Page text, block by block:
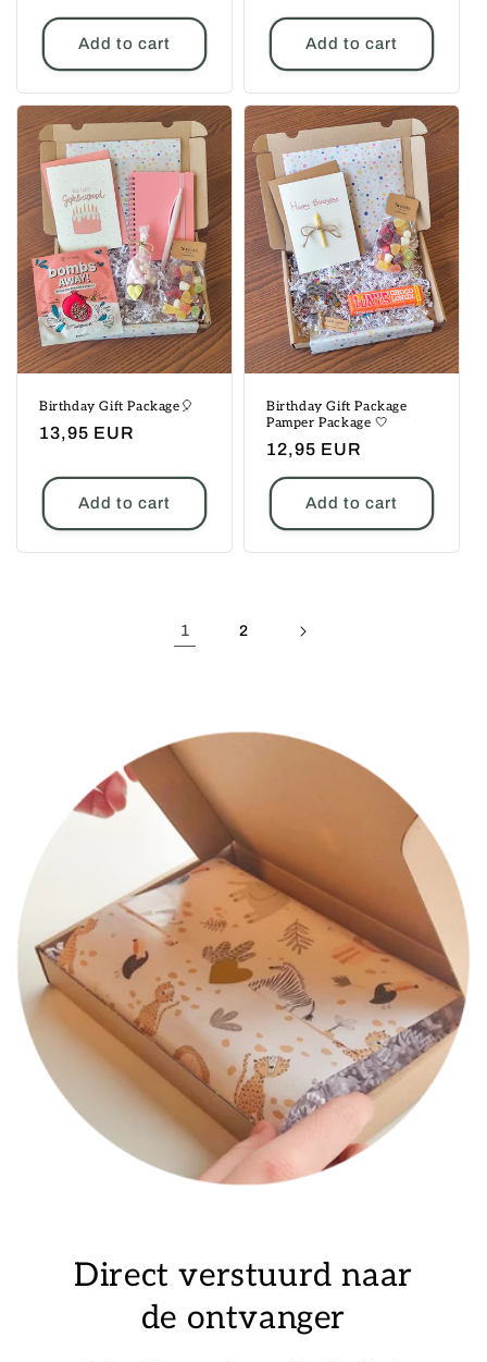
price
Add to cart Add to cart
Birthday Gift Package🎈
Regular
13,95 EUR
Add to cart
Birthday Gift Package
Pamper Package 🤍
Regular
price
12,95 EUR
Add to cart
1 2
Direct verstuurd naar
de ontvanger